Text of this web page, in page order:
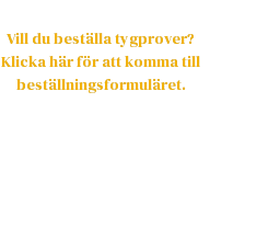
Vill du beställa tygprover?
Klicka här för att komma till
beställningsformuläret.